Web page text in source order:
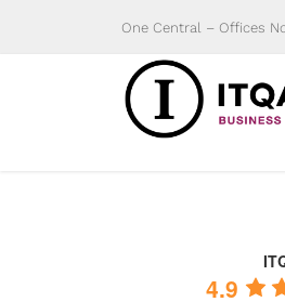
One Central – Offices
4.9